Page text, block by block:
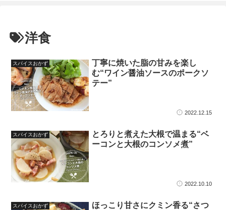
洋食
スパイスおかず
丁寧に焼いた脂の甘みを楽し
む“ワイン醤油ソースのポークソ
テー”
2022.12.15
スパイスおかず
とろりと煮えた大根で温まる“ベ
ーコンと大根のコンソメ煮”
2022.10.10
スパイスおかず
ほっこり甘さにクミン香る“さつ